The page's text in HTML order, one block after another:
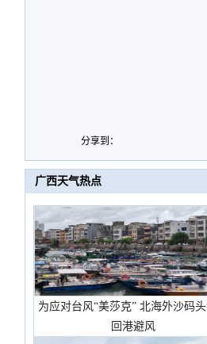
分享到：
广西天气热点
为应对台风“美莎克” 北海外沙码
回港避风